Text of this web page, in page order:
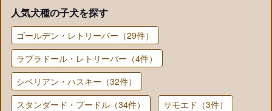
人気犬種の子犬を探す
ゴールデン・レトリーバー（29件）
ラブラドール・レトリーバー（4件）
シベリアン・ハスキー（32件）
スタンダード・プードル（34件）
サモエド（3件）